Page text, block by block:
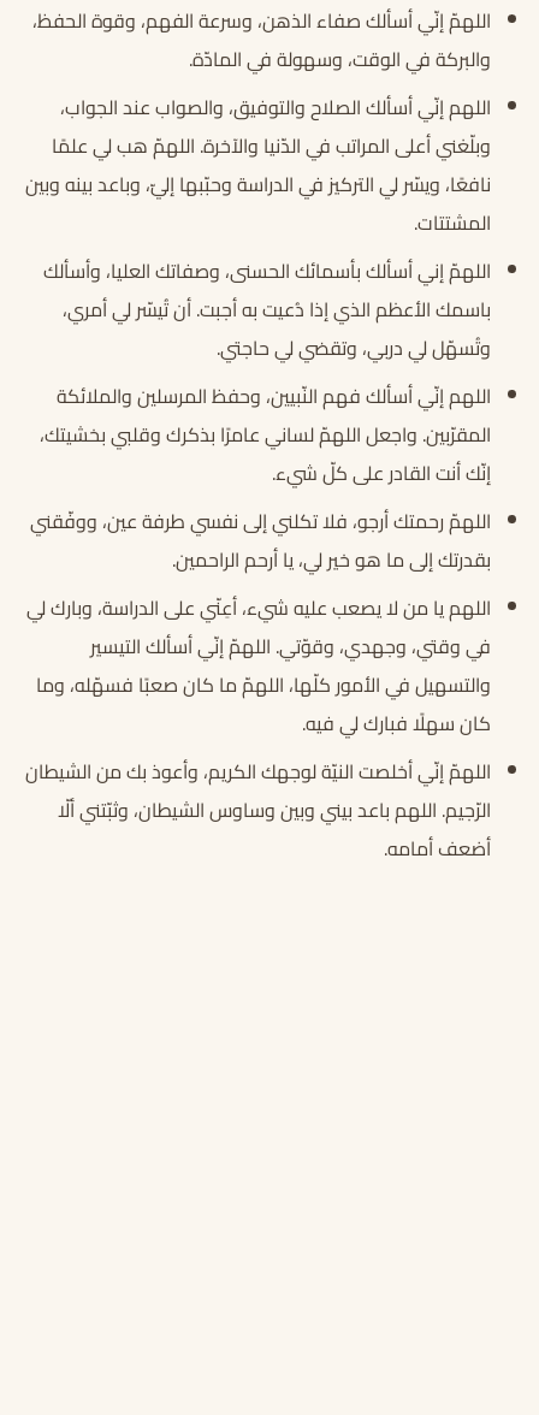
اللهمّ إنّي أسألك صفاء الذهن، وسرعة الفهم، وقوة الحفظ،
والبركة في الوقت، وسهولة في المادّة.
اللهم إنّي أسألك الصلاح والتوفيق، والصواب عند الجواب،
وبلّغني أعلى المراتب في الدّنيا والآخرة. اللهمّ هب لي علمًا
نافعًا، ويسّر لي التركيز في الدراسة وحبّبها إليّ، وباعد بينه وبين
المشتتات.
اللهمّ إني أسألك بأسمائك الحسنى، وصفاتك العليا، وأسألك
باسمك الأعظم الذي إذا دُعيت به أجبت. أن تُيسّر لي أمري،
وتُسهّل لي دربي، وتقضي لي حاجتي.
اللهم إنّي أسألك فهم النّبيين، وحفظ المرسلين والملائكة
المقرّبين. واجعل اللهمّ لساني عامرًا بذكرك وقلبي بخشيتك،
إنّك أنت القادر على كلّ شيء.
اللهمّ رحمتك أرجو، فلا تكلني إلى نفسي طرفة عين، ووفّقني
بقدرتك إلى ما هو خير لي، يا أرحم الراحمين.
اللهم يا من لا يصعب عليه شيء، أعِنّي على الدراسة، وبارك لي
في وقتي، وجهدي، وقوّتي. اللهمّ إنّي أسألك التيسير
والتسهيل في الأمور كلّها، اللهمّ ما كان صعبًا فسهّله، وما
كان سهلًا فبارك لي فيه.
اللهمّ إنّي أخلصت النيّة لوجهك الكريم، وأعوذ بك من الشيطان
الرّجيم. اللهم باعد بيني وبين وساوس الشيطان، وثبّتني ألّا
أضعف أمامه.